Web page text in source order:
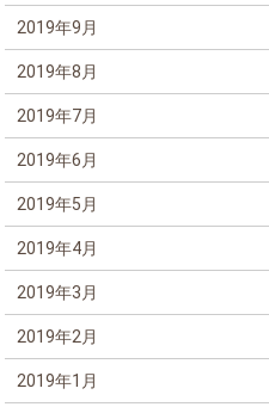
2019年9月
2019年8月
2019年7月
2019年6月
2019年5月
2019年4月
2019年3月
2019年2月
2019年1月